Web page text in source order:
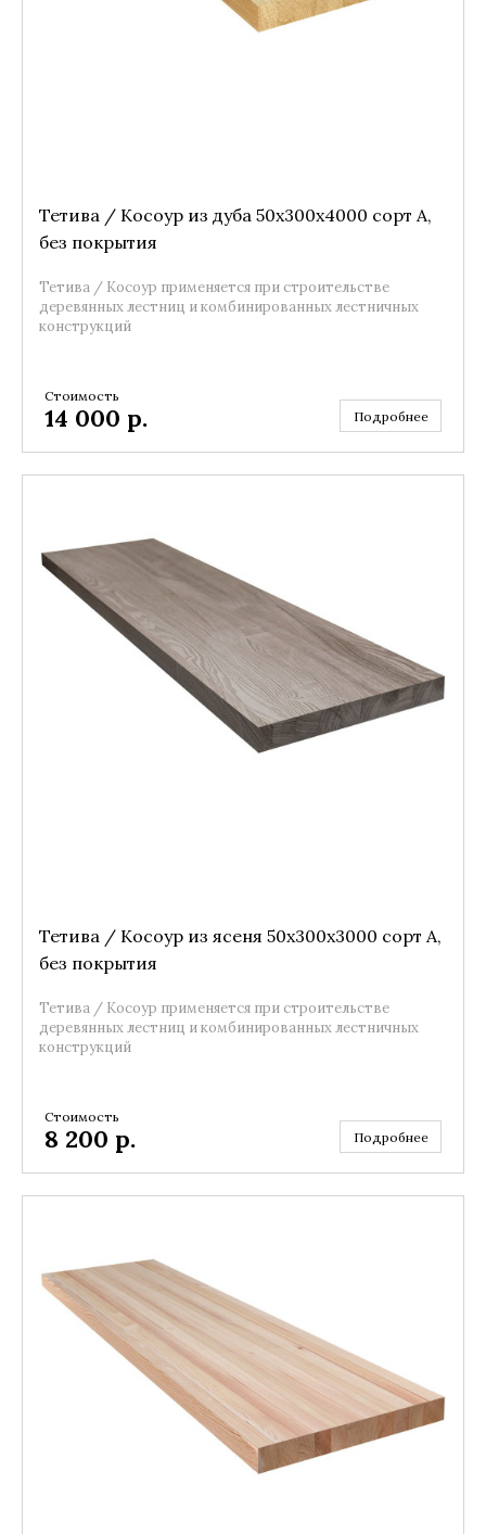
Тетива / Косоур из дуба 50x300x4000 сорт А,
без покрытия
Тетива / Косоур применяется при строительстве
деревянных лестниц и комбинированных лестничных
конструкций
Стоимость
14 000 р. Подробнее
Тетива / Косоур из ясеня 50x300x3000 сорт А,
без покрытия
Тетива / Косоур применяется при строительстве
деревянных лестниц и комбинированных лестничных
конструкций
Стоимость
8 200 р. Подробнее